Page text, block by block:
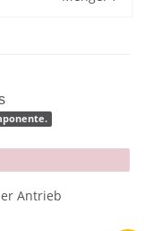
Antrieb